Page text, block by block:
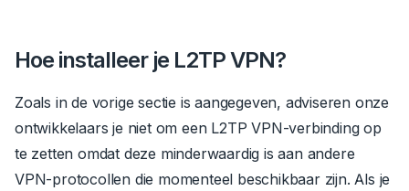
Hoe installeer je L2TP VPN?
Zoals in de vorige sectie is aangegeven, adviseren onze
ontwikkelaars je niet om een L2TP VPN-verbinding op
te zetten omdat deze minderwaardig is aan andere
VPN-protocollen die momenteel beschikbaar zijn. Als je